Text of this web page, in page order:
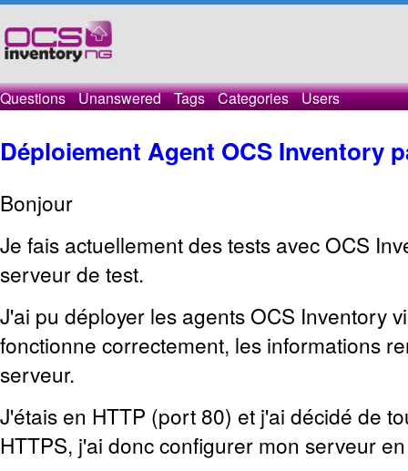
Questions Unanswered Tags Categories Users
Déploiement Agent OCS Inventory
Bonjour
Je fais actuellement des tests avec OCS
serveur de test.
J'ai pu déployer les agents OCS Inventory
fonctionne correctement, les informations
serveur.
J'étais en HTTP (port 80) et j'ai décidé de
HTTPS, j'ai donc configurer mon serveur